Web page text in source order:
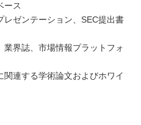
ース
ゼンテーション、SEC提出書
界誌、市場情報プラットフォ
連する学術論文およびホワイ